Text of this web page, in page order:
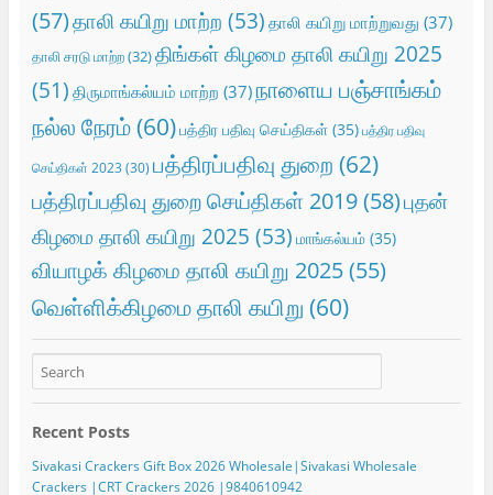
(57)தாலி கயிறு மாற்ற (53) தாலி கயிறு மாற்றுவது (37)
தாலி சரடு மாற்ற(32)திங்கள் கிழமை தாலி கயிறு 2025
(51) திருமாங்கல்யம் மாற்ற (37)நாளைய பஞ்சாங்கம்
நல்ல நேரம்(60)பத்திர பதிவு செய்திகள்(35) பத்திர பதிவு
செய்திகள் 2023 (30) பத்திரப்பதிவு துறை (62)
பத்திரப்பதிவு துறை செய்திகள் 2019(58)புதன்
கிழமை தாலி கயிறு 2025 (53) மாங்கல்யம்(35)
வியாழக் கிழமை தாலி கயிறு 2025(55)
வெள்ளிக்கிழமை தாலி கயிறு (60)
Recent Posts
Sivakasi Crackers Gift Box 2026 Wholesale|Sivakasi Wholesale
Crackers |CRT Crackers 2026 |9840610942